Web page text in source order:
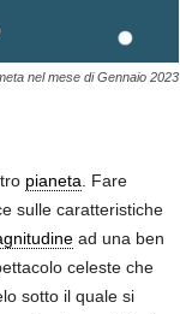
nel mese di Gennaio 2023
pianeta . Fare
sulle caratteristiche
ad una ben
celeste che
sotto il quale si